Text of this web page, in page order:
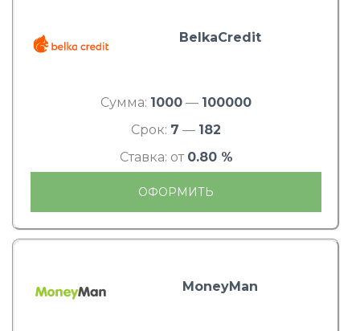
BelkaCredit
Сумма: 1000 — 100000
Срок: 7 — 182
Ставка: от 0.80 %
ОФОРМИТЬ
MoneyMan